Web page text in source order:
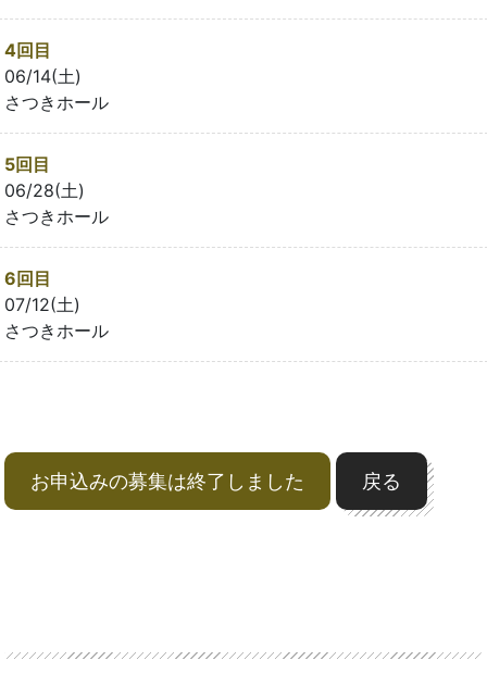
4回目
06/14(土)
さつきホール
5回目
06/28(土)
さつきホール
6回目
07/12(土)
さつきホール
お申込みの募集は終了しました 戻る